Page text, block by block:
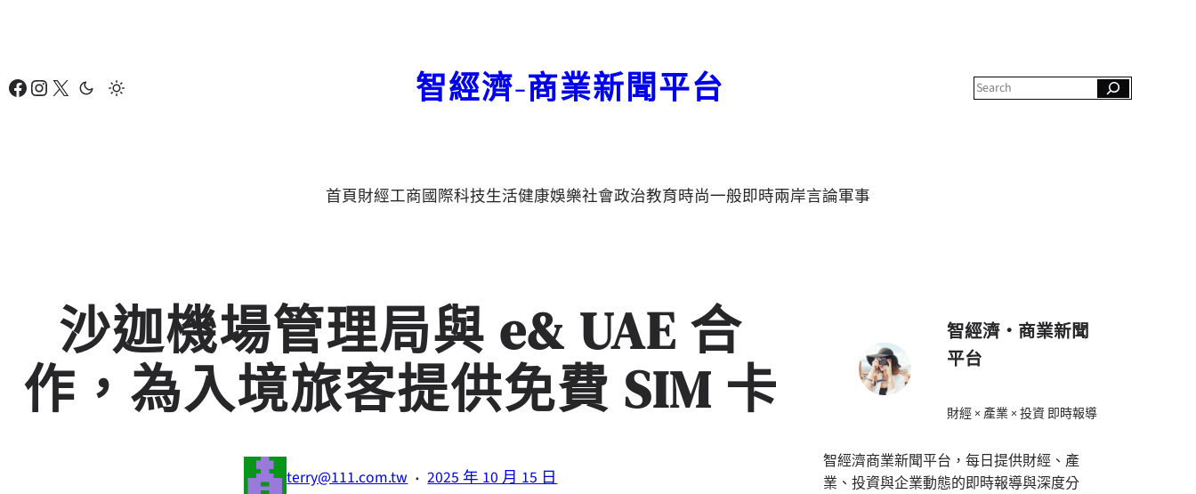
要
Facebook Instagram X 智經濟-商業新聞平台
c
首頁財經工商國際科技生活健康娛樂社會政治教育時尚一般即時兩岸言論軍事
沙迦機場管理局與 e& UAE 合
作，為入境旅客提供免費 SIM 卡
terry@111.com.tw · 2025 年 10 月 15 日
智經濟・商業新聞
平台
財經 × 產業 × 投資 即時報導
智經濟商業新聞平台，每日提供財經、產
業、投資與企業動態的即時報導與深度分